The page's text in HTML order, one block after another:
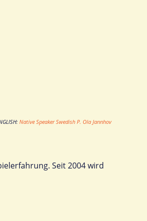
Native Speaker Swedish P. Ola Jannhov
Seit 2004 wird